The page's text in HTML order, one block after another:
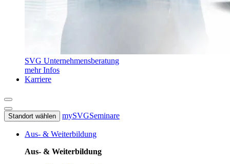
SVG Unternehmensberatung
mehr Infos
Karriere
Standort wählen mySVGSeminare
Aus- & Weiterbildung
Aus- & Weiterbildung